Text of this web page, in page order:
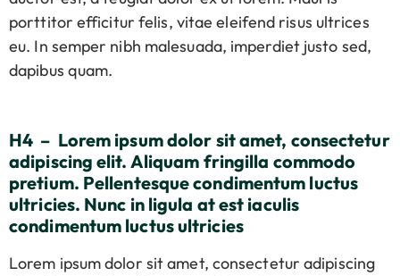
porttitor efficitur felis, vitae eleifend risus ultrices
eu. In semper nibh malesuada, imperdiet justo sed,
dapibus quam.
H4 – Lorem ipsum dolor sit amet, consectetur
adipiscing elit. Aliquam fringilla commodo
pretium. Pellentesque condimentum luctus
ultricies. Nunc in ligula at est iaculis
condimentum luctus ultricies
Lorem ipsum dolor sit amet, consectetur adipiscing